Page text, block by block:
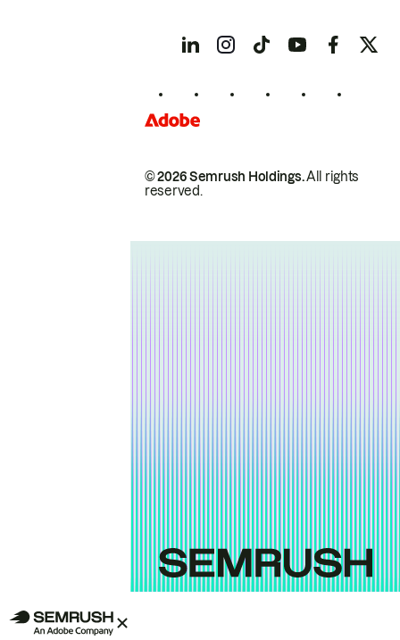
© 2026 Semrush Holdings.All rights
reserved.